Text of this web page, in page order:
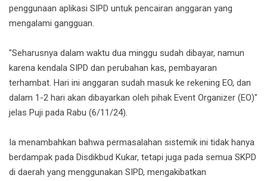
penggunaan aplikasi SIPD untuk pencairan anggaran yang
mengalami gangguan.
"Seharusnya dalam waktu dua minggu sudah dibayar, namun
karena kendala SIPD dan perubahan kas, pembayaran
terhambat. Hari ini anggaran sudah masuk ke rekening EO, dan
dalam 1-2 hari akan dibayarkan oleh pihak Event Organizer (EO)"
jelas Puji pada Rabu (6/11/24).
Ia menambahkan bahwa permasalahan sistemik ini tidak hanya
berdampak pada Disdikbud Kukar, tetapi juga pada semua SKPD
di daerah yang menggunakan SIPD, mengakibatkan